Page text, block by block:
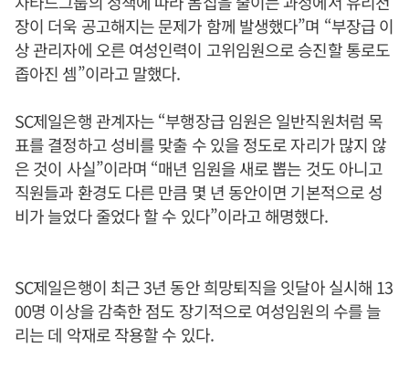
장이 더욱 공고해지는 문제가 함께 발생했다”며 “부장급 이
상 관리자에 오른 여성인력이 고위임원으로 승진할 통로도
좁아진 셈”이라고 말했다.
SC제일은행 관계자는 “부행장급 임원은 일반직원처럼 목
표를 결정하고 성비를 맞출 수 있을 정도로 자리가 많지 않
은 것이 사실”이라며 “매년 임원을 새로 뽑는 것도 아니고
직원들과 환경도 다른 만큼 몇 년 동안이면 기본적으로 성
비가 늘었다 줄었다 할 수 있다”이라고 해명했다.
SC제일은행이 최근 3년 동안 희망퇴직을 잇달아 실시해 13
00명 이상을 감축한 점도 장기적으로 여성임원의 수를 늘
리는 데 악재로 작용할 수 있다.